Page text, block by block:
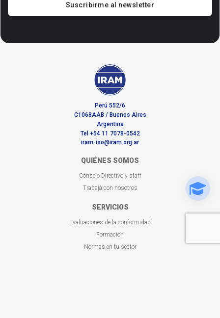
Suscribirme al newsletter
Perú 552/6
C1068AAB / Buenos Aires
Argentina
Tel +54 11 7078-0542
iram-iso@iram.org.ar
QUIÉNES SOMOS
Consejo Directivo y staff
Trabajá con nosotros
SERVICIOS
Evaluaciones de la conformidad
Formación
Normas en tu sector